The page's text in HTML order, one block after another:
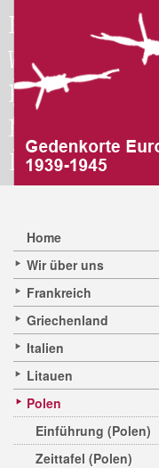
Home
Wir über uns
Frankreich
Griechenland
Italien
Litauen
Polen
Einführung (Polen)
Zeittafel (Polen)